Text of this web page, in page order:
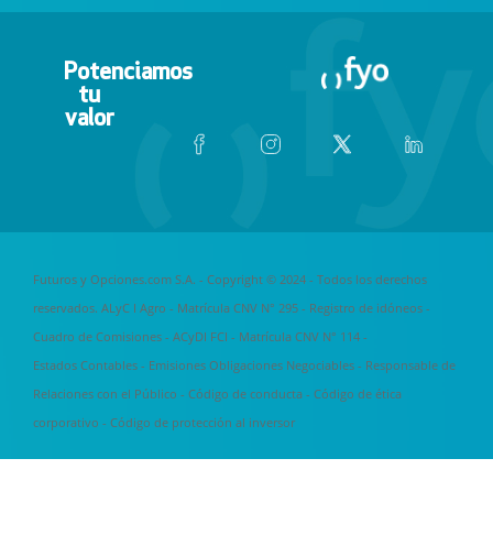
Potenciamos
tu
valor
Futuros y Opciones.com S.A. - Copyright © 2024 - Todos los derechos
reservados. ALyC I Agro - Matrícula CNV N° 295 - Registro de idóneos -
Cuadro de Comisiones - ACyDI FCI - Matrícula CNV N° 114 -
Estados Contables - Emisiones Obligaciones Negociables - Responsable de
Relaciones con el Público - Código de conducta - Código de ética
corporativo - Código de protección al inversor